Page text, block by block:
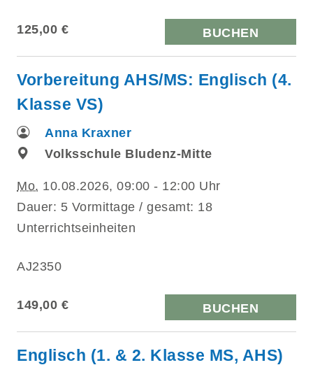
125,00 € BUCHEN
Vorbereitung AHS/MS: Englisch (4.
Klasse VS)
Anna Kraxner
Volksschule Bludenz-Mitte
Mo. 10.08.2026, 09:00 - 12:00 Uhr
Dauer: 5 Vormittage / gesamt: 18
Unterrichtseinheiten
AJ2350
149,00 € BUCHEN
Englisch (1. & 2. Klasse MS, AHS)